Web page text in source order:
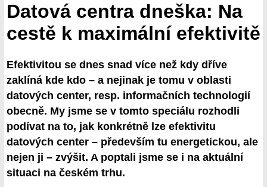
Datová centra dneška: Na
cestě k maximální efektivitě
Efektivitou se dnes snad více než kdy dříve
zaklíná kde kdo – a nejinak je tomu v oblasti
datových center, resp. informačních technologií
obecně. My jsme se v tomto speciálu rozhodli
podívat na to, jak konkrétně lze efektivitu
datových center – především tu energetickou, ale
nejen ji – zvýšit. A poptali jsme se i na aktuální
situaci na českém trhu.